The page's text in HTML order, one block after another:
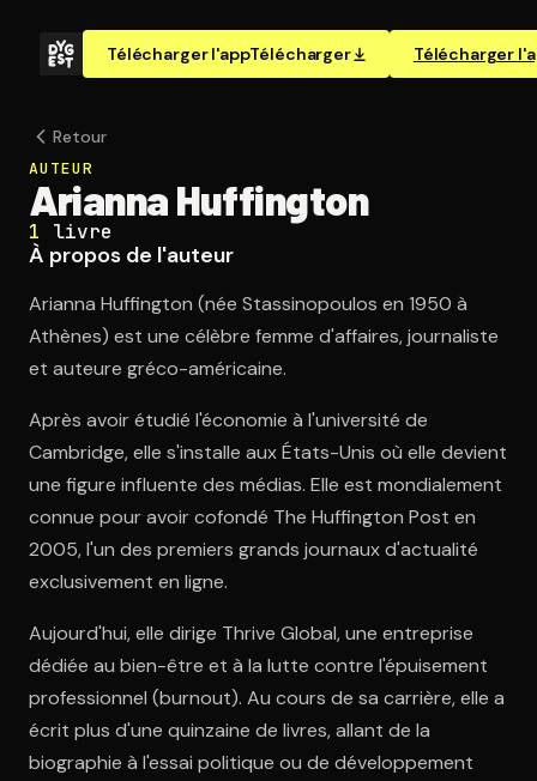
Télécharger l'appTélécharger Télécharger
Retour
AUTEUR
Arianna Huffington
1 livre
À propos de l'auteur
Arianna Huffington (née Stassinopoulos en 1950 à
Athènes) est une célèbre femme d'affaires, journaliste
et auteure gréco-américaine.
Après avoir étudié l'économie à l'université de
Cambridge, elle s'installe aux États-Unis où elle devient
une figure influente des médias. Elle est mondialement
connue pour avoir cofondé The Huffington Post en
2005, l'un des premiers grands journaux d'actualité
exclusivement en ligne.
Aujourd'hui, elle dirige Thrive Global, une entreprise
dédiée au bien-être et à la lutte contre l'épuisement
professionnel (burnout). Au cours de sa carrière, elle a
écrit plus d'une quinzaine de livres, allant de la
biographie à l'essai politique ou de développement